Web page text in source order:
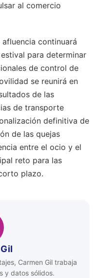
al comercio
continuará
para determinar
de control de
se reunirá en
de las
de transporte
definitiva de
de las quejas
entre el ocio y el
reto para las
plazo.
Carmen Gil trabaja
y datos sólidos.